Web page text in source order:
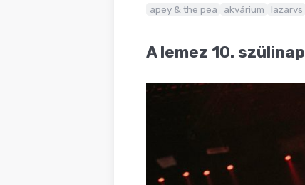
apey & the pea akvárium lazarvs
A lemez 10.